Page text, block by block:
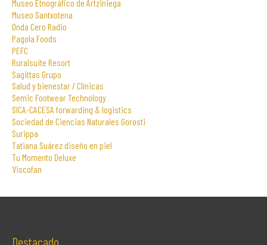
Museo Etnográfico de Artziniega
Museo Santxotena
Onda Cero Radio
Pagola Foods
PEFC
Ruralsuite Resort
Sagittas Grupo
Salud y bienestar / Clínicas
Semic Footwear Technology
SICA-CACESA forwarding & logistics
Sociedad de Ciencias Naturales Gorosti
Surippa
Tatiana Suárez diseño en piel
Tu Momento Deluxe
Viscofan
Destacado